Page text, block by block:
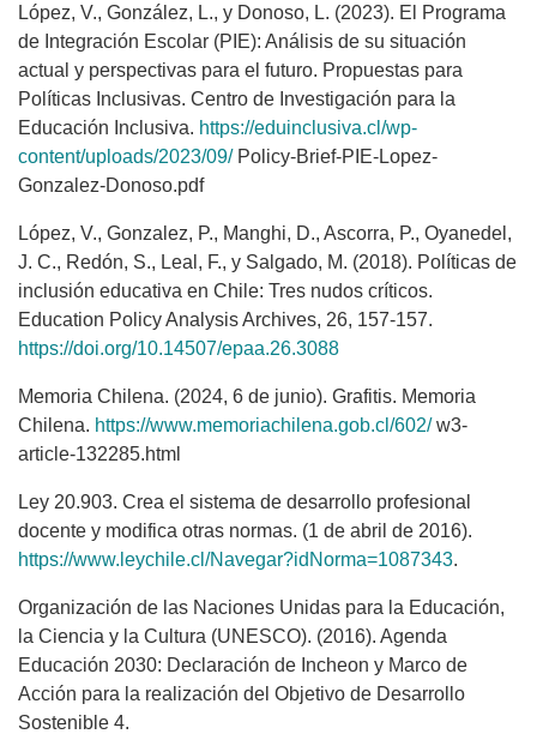
López, V., González, L., y Donoso, L. (2023). El Programa
de Integración Escolar (PIE): Análisis de su situación
actual y perspectivas para el futuro. Propuestas para
Políticas Inclusivas. Centro de Investigación para la
Educación Inclusiva. https://eduinclusiva.cl/wp-
content/uploads/2023/09/Policy-Brief-PIE-Lopez-
Gonzalez-Donoso.pdf
López, V., Gonzalez, P., Manghi, D., Ascorra, P., Oyanedel,
J. C., Redón, S., Leal, F., y Salgado, M. (2018). Políticas de
inclusión educativa en Chile: Tres nudos críticos.
Education Policy Analysis Archives, 26, 157-157.
https://doi.org/10.14507/epaa.26.3088
Memoria Chilena. (2024, 6 de junio). Grafitis. Memoria
Chilena. https://www.memoriachilena.gob.cl/602/w3-
article-132285.html
Ley 20.903. Crea el sistema de desarrollo profesional
docente y modifica otras normas. (1 de abril de 2016).
https://www.leychile.cl/Navegar?idNorma=1087343.
Organización de las Naciones Unidas para la Educación,
la Ciencia y la Cultura (UNESCO). (2016). Agenda
Educación 2030: Declaración de Incheon y Marco de
Acción para la realización del Objetivo de Desarrollo
Sostenible 4.